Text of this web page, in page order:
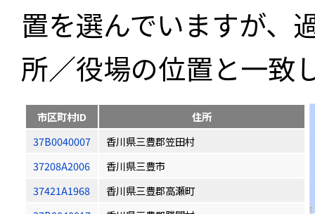
置を選んでいますが、
所／役場の位置と一致
市区町村ID
住所
37B0040007
香川県三豊郡笠田村
37208A2006
香川県三豊市
37421A1968
香川県三豊郡高瀬町